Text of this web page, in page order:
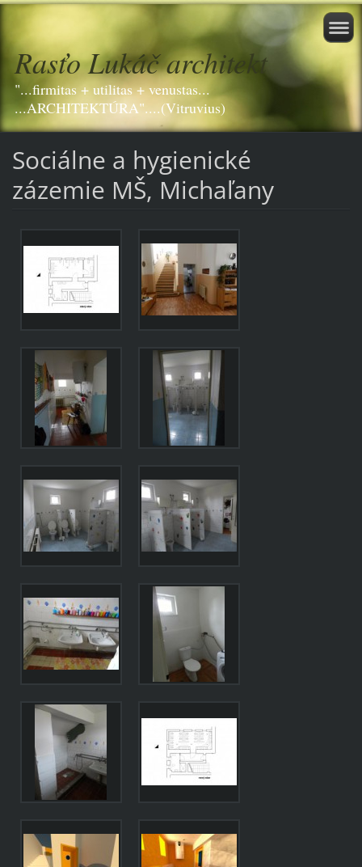
Rasťo Lukáč architekt
"...firmitas + utilitas + venustas...
...ARCHITEKTÚRA"....(Vitruvius)
Sociálne a hygienické
zázemie MŠ, Michaľany